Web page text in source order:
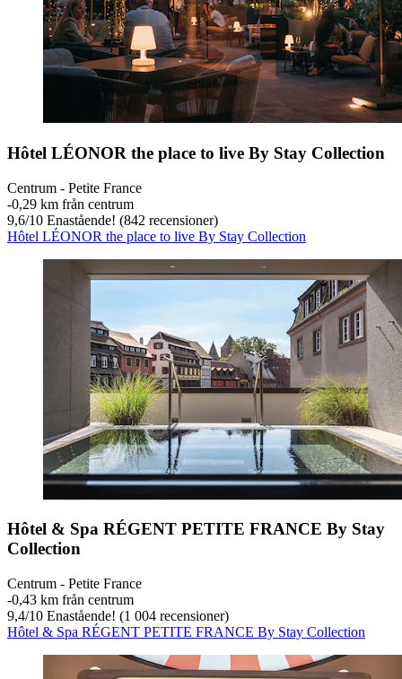
Hôtel LÉONOR the place to live By Stay Collection
Centrum - Petite France
‐0,29 km från centrum
9,6/10 Enastående! (842 recensioner)
Hôtel LÉONOR the place to live By Stay Collection
Hôtel & Spa RÉGENT PETITE FRANCE By Stay
Collection
Centrum - Petite France
‐0,43 km från centrum
9,4/10 Enastående! (1 004 recensioner)
Hôtel & Spa RÉGENT PETITE FRANCE By Stay Collection